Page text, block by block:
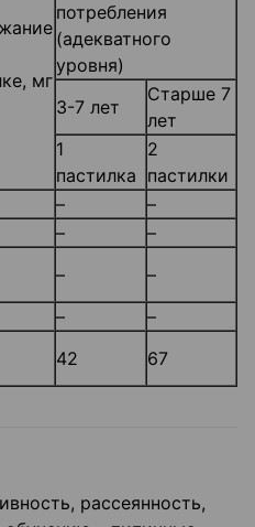
мг
потребления
(адекватного
уровня)
3-7 лет
Старше 7
лет
1
пастилка
2
пастилки
–
–
–
–
–
–
–
–
42 67
рассеянность,